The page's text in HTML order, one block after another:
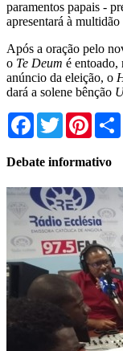
paramentos papais -
apresentará à
Após a oração pelo
o Te Deum é
anúncio da eleição, o
dará a solene bênção
Facebook
Twitter
Debate informativo